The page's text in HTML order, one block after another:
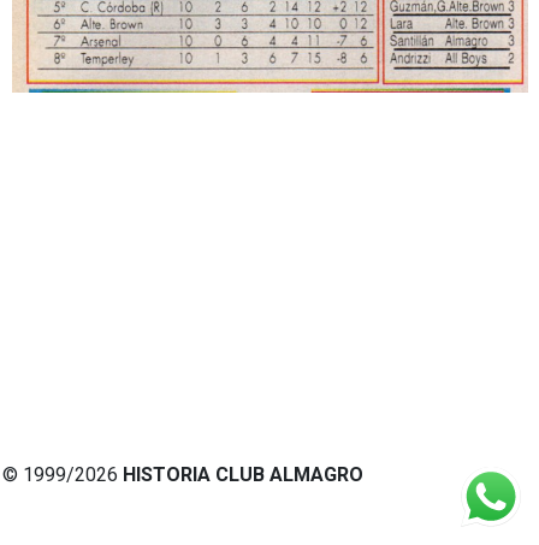
© 1999/2026 HISTORIA CLUB ALMAGRO